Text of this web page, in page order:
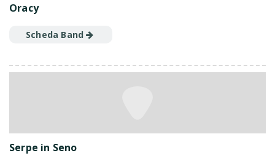
Oracy
Scheda Band
Serpe in Seno